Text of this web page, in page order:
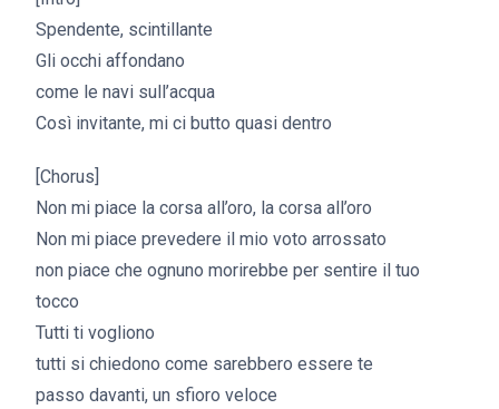
Spendente, scintillante
Gli occhi affondano
come le navi sull’acqua
Così invitante, mi ci butto quasi dentro
[Chorus]
Non mi piace la corsa all’oro, la corsa all’oro
Non mi piace prevedere il mio voto arrossato
non piace che ognuno morirebbe per sentire il tuo
tocco
Tutti ti vogliono
tutti si chiedono come sarebbero essere te
passo davanti, un sfioro veloce